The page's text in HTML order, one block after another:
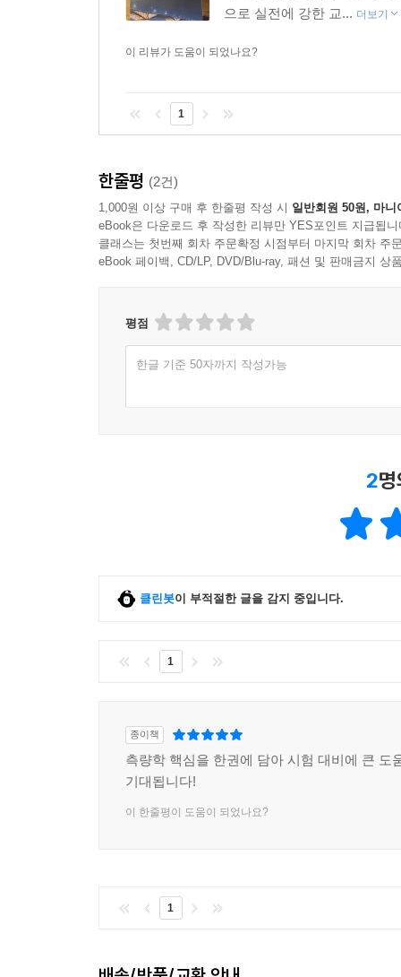
으로 실전에 강한 교... 더보기
이 리뷰가 도움이 되었나요?
1
한줄평 (2건)
1,000원 이상 구매 후 한줄평 작성 시 일반회원 50원, 마니
eBook은 다운로드 후 작성한 리뷰만 YES포인트 지급됩니
클래스는 첫번째 회차 주문확정 시점부터 마지막 회차 주
eBook 페이백, CD/LP, DVD/Blu-ray, 패션 및 판매금지 상
평점
한글 기준 50자까지 작성가능
2
클린봇이 부적절한 글을 감지 중입니다.
1
종이책
측량학 핵심을 한권에 담아 시험 대비에 큰 도
기대됩니다!
이 한줄평이 도움이 되었나요?
1